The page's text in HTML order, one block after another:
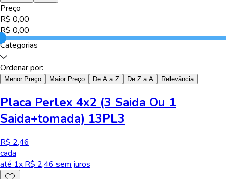
Preço
R$ 0,00
R$ 0,00
Categorias
Ordenar por:
Menor Preço Maior Preço De A a Z De Z a A Relevância
Placa Perlex 4x2 (3 Saida Ou 1
Saida+tomada) 13PL3
R$ 2,46
cada
até 1x R$ 2,46 sem juros